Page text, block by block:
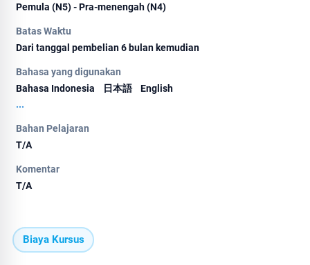
Pemula (N5) - Pra-menengah (N4)
Batas Waktu
Dari tanggal pembelian 6 bulan kemudian
Bahasa yang digunakan
Bahasa Indonesia 日本語
English
...
Bahan Pelajaran
T/A
Komentar
T/A
Biaya Kursus